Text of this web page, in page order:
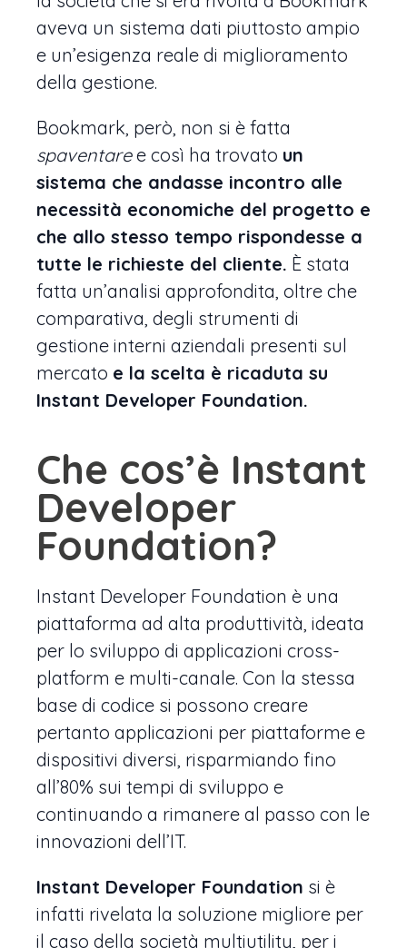
aveva un sistema dati piuttosto ampio
e un’esigenza reale di miglioramento
della gestione.
Bookmark, però, non si è fatta
spaventaree così ha trovato un
sistema che andasse incontro alle
necessità economiche del progetto e
che allo stesso tempo rispondesse a
tutte le richieste del cliente. È stata
fatta un’analisi approfondita, oltre che
comparativa, degli strumenti di
gestione interni aziendali presenti sul
mercato e la scelta è ricaduta su
Instant Developer Foundation.
Che cos’è Instant
Developer
Foundation?
Instant Developer Foundation è una
piattaforma ad alta produttività, ideata
per lo sviluppo di applicazioni cross-
platform e multi-canale. Con la stessa
base di codice si possono creare
pertanto applicazioni per piattaforme e
dispositivi diversi, risparmiando fino
all’80% sui tempi di sviluppo e
continuando a rimanere al passo con le
innovazioni dell’IT.
Instant Developer Foundation si è
infatti rivelata la soluzione migliore per
il caso della società multiutility, per i